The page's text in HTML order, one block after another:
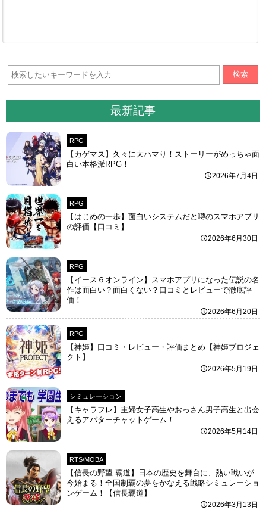
検索
最新記事
RPG
【カゲマス】久々に大ハマり！ストーリーがめっちゃ面
白い本格派RPG！
2026年7月4日
RPG
【はじめの一歩】面白いシステムだと噂のスマホアプリ
の評価【口コミ】
2026年6月30日
RPG
【イース６オンライン】スマホアプリになった伝説の名
作は面白い？面白くない？口コミとレビューで徹底評
価！
2026年6月20日
RPG
【神姫】口コミ・レビュー・評価まとめ【神姫プロジェ
クト】
2026年5月19日
シミュレーション
【キャラフレ】主婦女子高生やおっさん男子高生と出会
えるアバターチャットゲーム！
2026年5月14日
RTS/MOBA
【信長の野望 覇道】日本の歴史を舞台に、熱い戦いが
今始まる！全国制覇の夢をかなえる戦略シミュレーショ
ンゲーム！【信長覇道】
2026年3月13日